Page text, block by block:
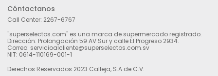
Cóntactanos
Call Center: 2267-6767
"superselectos.com" es una marca de supermercado registrado.
Dirección: Prolongación 59 AV Sur y calle El Progreso 2934.
Correo: servicioalcliente@superselectos.com.sv
NIT: 0614-110169-001-1
Derechos Reservados 2023 Calleja, S.A de C.V.